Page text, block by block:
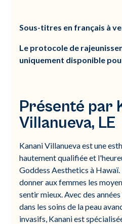
Sous-titres en français à
Le protocole de
uniquement disponible
Présenté par
Villanueva, LE
Kanani Villanueva est une
hautement qualifiée et
Goddess Aesthetics à Hawaï.
donner aux femmes les
sentir mieux. Avec des
dans les soins de la peau
invasifs, Kanani est